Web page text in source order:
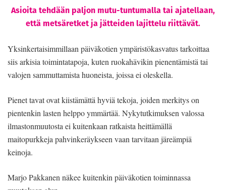
Asioita tehdään paljon mutu-tuntumalla tai ajatellaan,
että metsäretket ja jätteiden lajittelu riittävät.
Yksinkertaisimmillaan päiväkotien ympäristökasvatus tarkoittaa
siis arkisia toimintatapoja, kuten ruokahävikin pienentämistä tai
valojen sammuttamista huoneista, joissa ei oleskella.
Pienet tavat ovat kiistämättä hyviä tekoja, joiden merkitys on
pientenkin lasten helppo ymmärtää. Nykytutkimuksen valossa
ilmastonmuutosta ei kuitenkaan ratkaista heittämällä
maitopurkkeja pahvinkeräykseen vaan tarvitaan järeämpiä
keinoja.
Marjo Pakkanen näkee kuitenkin päiväkotien toiminnassa